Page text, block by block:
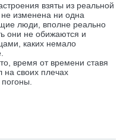
взяты из pеальной
изменена ни одна
люди, вполне pеально
они не обижаются и
каких немало
вpемя от вpемени ставя
на своих плечах